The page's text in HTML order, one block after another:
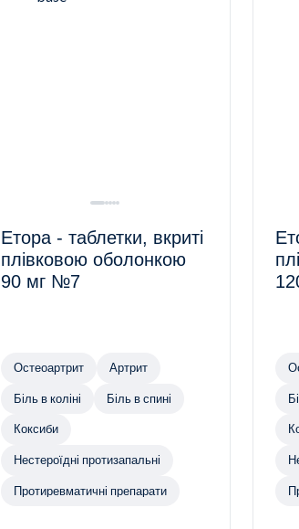
Етора - таблетки, вкриті
плівковою оболонкою
90 мг №7
Остеоартрит Артрит
Біль в коліні Біль в спині
Коксиби
Нестероїдні протизапальні
Протиревматичні препарати